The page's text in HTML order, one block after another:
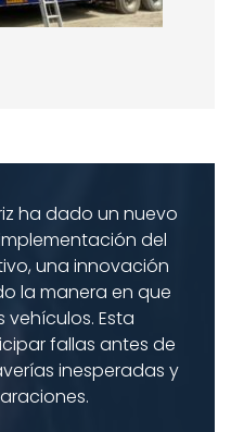
ha dado un nuevo
del
una innovación
la manera en que
Esta
fallas antes de
inesperadas y